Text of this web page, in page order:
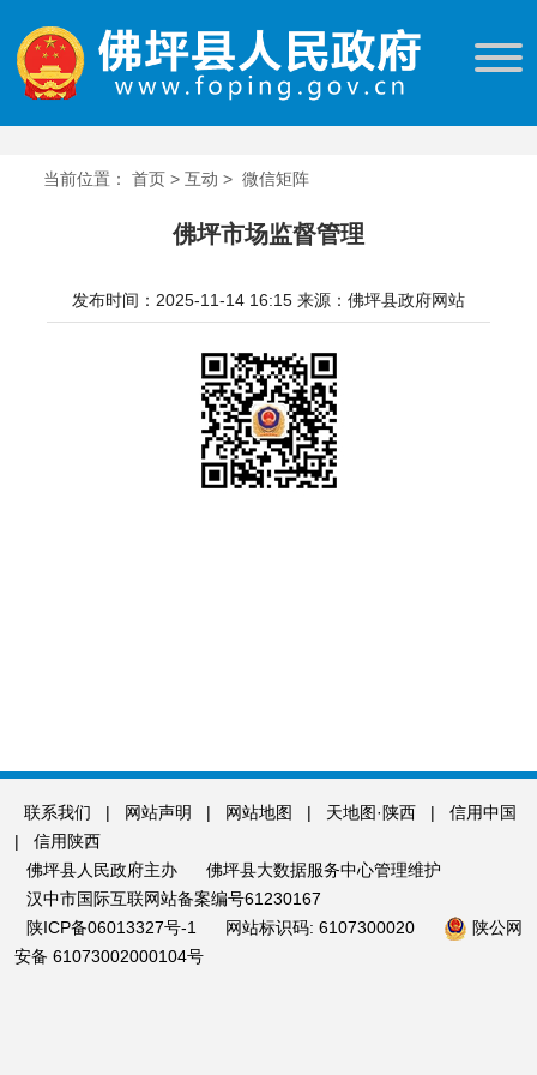
当前位置： 首页 > 互动 > 微信矩阵
佛坪市场监督管理
发布时间：2025-11-14 16:15 来源：佛坪县政府网站
联系我们 | 网站声明 | 网站地图 | 天地图·陕西 |
信用中国
|
信用陕西
佛坪县人民政府主办
佛坪县大数据服务中心管理维护
汉中市国际互联网站备案编号61230167
陕ICP备06013327号-1
网站标识码: 6107300020
陕公网
安备 61073002000104号